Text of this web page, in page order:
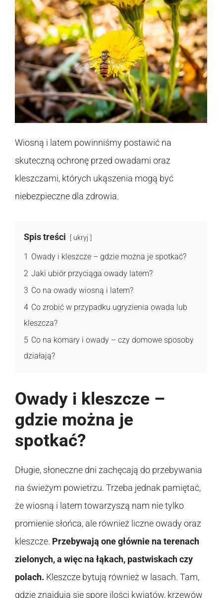
Wiosną i latem powinniśmy postawić na
skuteczną ochronę przed owadami oraz
kleszczami, których ukąszenia mogą być
niebezpieczne dla zdrowia.
Spis treści ukryj
1 Owady i kleszcze – gdzie można je spotkać?
2 Jaki ubiór przyciąga owady latem?
3 Co na owady wiosną i latem?
4 Co zrobić w przypadku ugryzienia owada lub
kleszcza?
5 Co na komary i owady – czy domowe sposoby
działają?
Owady i kleszcze –
gdzie można je
spotkać?
Długie, słoneczne dni zachęcają do przebywania
na świeżym powietrzu. Trzeba jednak pamiętać,
że wiosną i latem towarzyszą nam nie tylko
promienie słońca, ale również liczne owady oraz
kleszcze. Przebywają one głównie na terenach
zielonych, a więc na łąkach, pastwiskach czy
polach. Kleszcze bytują również w lasach. Tam,
gdzie znajdują się spore ilości kwiatów, krzewów